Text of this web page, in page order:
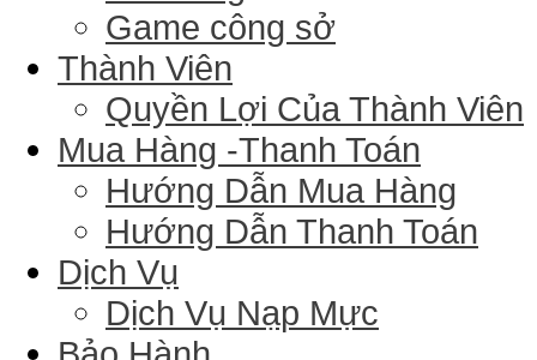
Game công sở
Thành Viên
Quyền Lợi Của Thành Viên
Mua Hàng -Thanh Toán
Hướng Dẫn Mua Hàng
Hướng Dẫn Thanh Toán
Dịch Vụ
Dịch Vụ Nạp Mực